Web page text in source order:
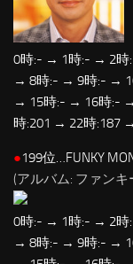
0時:- → 1時:- → 2
→ 8時:- → 9時:- →
→ 15時:- → 16時:-
時:201 → 22時:187 →
●199位…FUNKY
(アルバム: ファンキ
0時:- → 1時:- → 2
→ 8時:- → 9時:- →